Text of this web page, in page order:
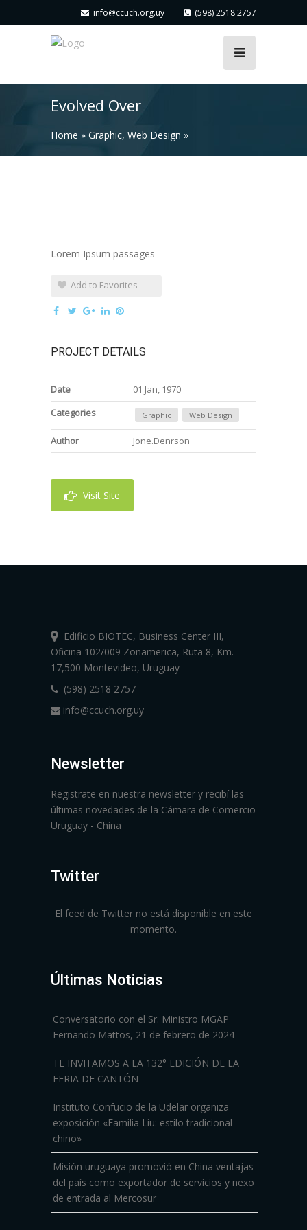
info@ccuch.org.uy (598) 2518 2757
Evolved Over
Home » Graphic, Web Design »
Lorem Ipsum passages
Add to Favorites
PROJECT DETAILS
Date
01 Jan, 1970
Categories
Graphic Web Design
Author Jone.Denrson
Visit Site
Edificio BIOTEC, Business Center III,
Oficina 102/009 Zonamerica, Ruta 8, Km.
17,500 Montevideo, Uruguay
(598) 2518 2757
info@ccuch.org.uy
Newsletter
Registrate en nuestra newsletter y recibí las
últimas novedades de la Cámara de Comercio
Uruguay - China
Twitter
El feed de Twitter no está disponible en este
momento.
Últimas Noticias
Conversatorio con el Sr. Ministro MGAP
Fernando Mattos, 21 de febrero de 2024
TE INVITAMOS A LA 132° EDICIÓN DE LA
FERIA DE CANTÓN
Instituto Confucio de la Udelar organiza
exposición «Familia Liu: estilo tradicional
chino»
Misión uruguaya promovió en China ventajas
del país como exportador de servicios y nexo
de entrada al Mercosur